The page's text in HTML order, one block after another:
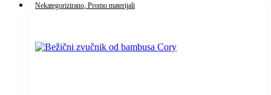
Nekategorizirano , Promo materijali